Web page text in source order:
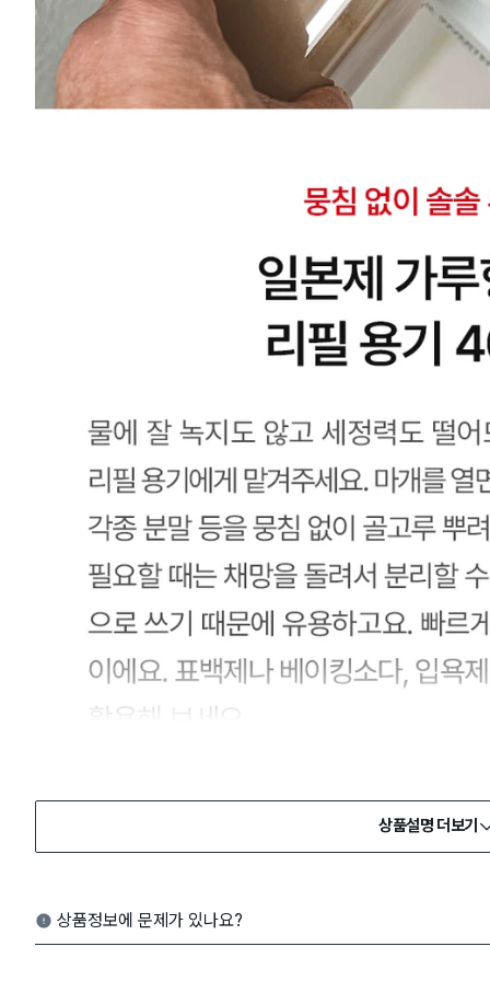
상품설명 더보기
상품정보에 문제가 있나요?